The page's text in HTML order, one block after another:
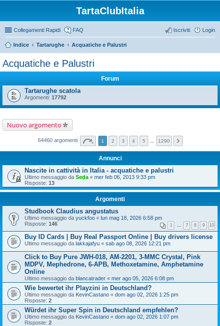
TartaClubItalia
Collegamenti Rapidi FAQ Login
Iscriviti
Indice Tartarughe Acquatiche e Palustri
Acquatiche e Palustri
Forum
Tartarughe scatola
Argomenti: 17792
Nuovo argomento
64460 argomenti 1 2 3 4 5 1290
Annunci
Nascite in cattività in Italia - acquatiche e palustri
Ultimo messaggio da Seda « mer feb 06, 2013 9:33 pm
Risposte: 13
Argomenti
Studbook Claudius angustatus
Ultimo messaggio da yuckfoo « lun mag 18, 2026 6:58 pm
Risposte: 146 1 … 7 8 9 10
Buy ID Cards | Buy Real Passport Online | Buy drivers license
Ultimo messaggio da lakkajafyu « sab ago 08, 2026 12:21 pm
Click to Buy Pure JWH-018, AM-2201, 3-MMC Crystal, Pink
MDPV, Mephedrone, 6-APB, Methoxetamine, Amphetamine
Online
Ultimo messaggio da blancatrader « mer ago 05, 2026 6:08 pm
Wie bewertet ihr Playzini in Deutschland?
Ultimo messaggio da KevinCastano « dom ago 02, 2026 1:25 pm
Risposte: 2
Würdet ihr Super Spin in Deutschland empfehlen?
Ultimo messaggio da KevinCastano « dom ago 02, 2026 1:07 pm
Risposte: 2